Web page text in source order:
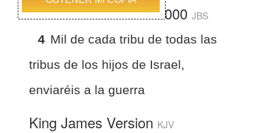
La Biblia del Jubileo 2000 JBS
4 Mil de cada tribu de todas las
tribus de los hijos de Israel,
enviaréis a la guerra
King James Version KJV